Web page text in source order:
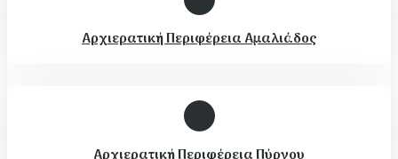
Αρχιερατική Περιφέρεια Αμαλιάδος